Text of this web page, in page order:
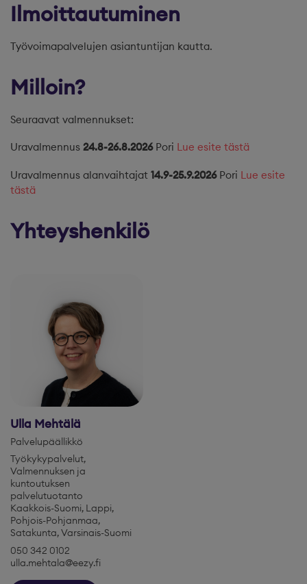
Ilmoittautuminen
Työvoimapalvelujen asiantuntijan kautta.
Milloin?
Seuraavat valmennukset:
Uravalmennus 24.8-26.8.2026Pori Lue esite tästä
Uravalmennus alanvaihtajat 14.9-25.9.2026Pori Lue esite
tästä
Yhteyshenkilö
Ulla Mehtälä
Palvelupäällikkö
Työkykypalvelut,
Valmennuksen ja
kuntoutuksen
palvelutuotanto
Kaakkois-Suomi, Lappi,
Pohjois-Pohjanmaa,
Satakunta, Varsinais-Suomi
050 342 0102
ulla.mehtala@eezy.fi